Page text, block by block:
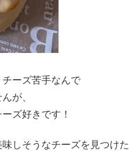
ーズ苦手なんで
が、
ズ好きです！
しそうなチーズを見つけた